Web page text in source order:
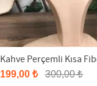
Kahve Perçemli Kısa
199,00 ₺ 300,00 ₺